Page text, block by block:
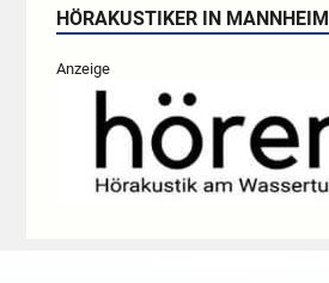
HÖRAKUSTIKER IN MANNHEIM
Anzeige